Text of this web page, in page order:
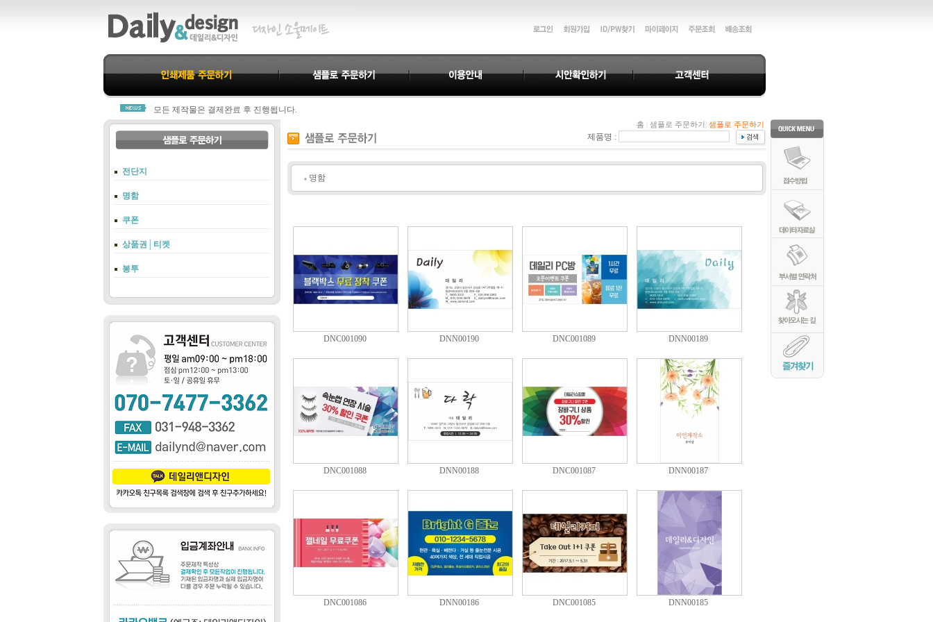
모든 제작물은 결제완료 후 진행됩니다.
주문시 기재하신 입금자명과 실제 입금자명이 다를경우
당사 고객센터 1800-3312로 연락주셔야 누락되지 않습니다.
항상 친절과 신뢰로 고객님께 다가가는 데일리&디자인이 되겠습니다.
데일리&디자인을 찾아주신 모든분께 진심으로 감사드립니다.
주문시 기재하신 입금자명과 실제 입금자명이 다를경우
당사 고객센터 1800-3312로 연락주셔야 누락되지 않습니다.
전단지
명함
쿠폰
상품권│티켓
봉투
홈 샘플로 주문하기 샘플로 주문하기
제품명 :
명함
DNC001090 DNN00190 DNC001089 DNN00189
DNC001088 DNN00188 DNC001087 DNN00187
DNC001086 DNN00186 DNC001085 DNN00185